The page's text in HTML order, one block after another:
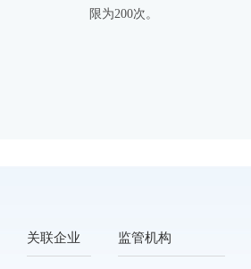
限为200次。
关联企业 监管机构